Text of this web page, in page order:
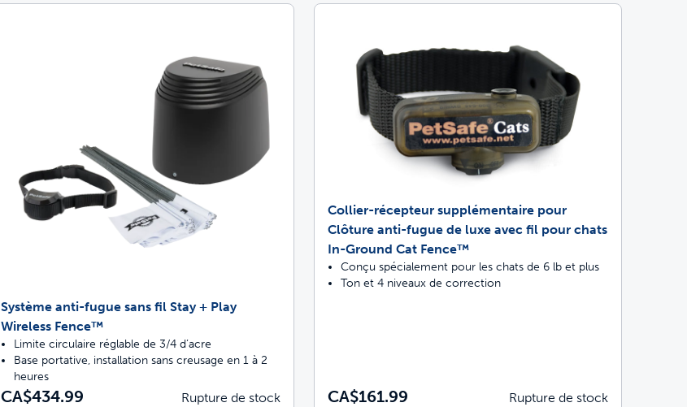
Système anti-fugue sans fil Stay + Play
Wireless Fence™
Limite circulaire réglable de 3/4 d’acre
Base portative, installation sans creusage en 1 à 2
heures
CA$434.99 Rupture de stock
Collier-récepteur supplémentaire pour
Clôture anti-fugue de luxe avec fil pour chats
In-Ground Cat Fence™
Conçu spécialement pour les chats de 6 lb et plus
Ton et 4 niveaux de correction
CA$161.99 Rupture de stock